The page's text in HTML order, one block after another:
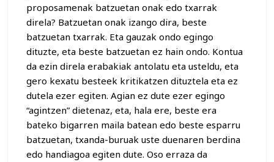
proposamenak batzuetan onak edo txarrak
direla? Batzuetan onak izango dira, beste
batzuetan txarrak. Eta gauzak ondo egingo
dituzte, eta beste batzuetan ez hain ondo. Kontua
da ezin direla erabakiak antolatu eta usteldu, eta
gero kexatu besteek kritikatzen dituztela eta ez
dutela ezer egiten. Agian ez dute ezer egingo
“agintzen” dietenaz, eta, hala ere, beste era
bateko bigarren maila batean edo beste esparru
batzuetan, txanda-buruak uste duenaren berdina
edo handiagoa egiten dute. Oso erraza da